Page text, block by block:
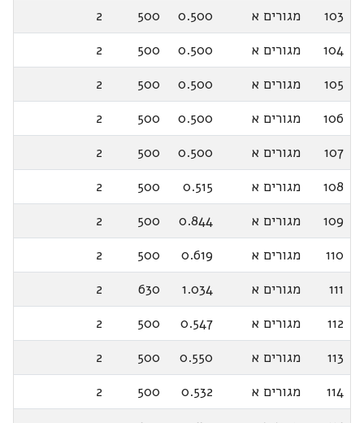
103
מגורים א 0.500
500
2
104
מגורים א 0.500
500
2
105
מגורים א 0.500
500
2
106
מגורים א 0.500
500
2
107
מגורים א 0.500
500
2
108
מגורים א 0.515
500
2
109
מגורים א 0.844
500
2
110
מגורים א 0.619
500
2
111
מגורים א 1.034
630
2
112
מגורים א 0.547
500
2
113
מגורים א 0.550
500
2
114
מגורים א 0.532
500
2